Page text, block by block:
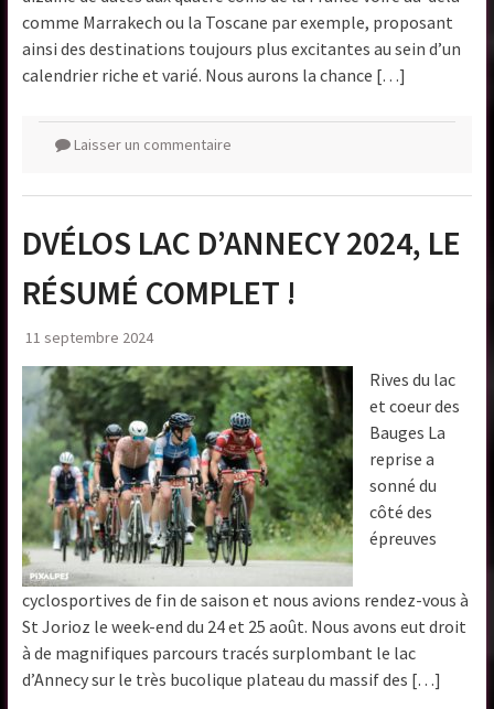
comme Marrakech ou la Toscane par exemple, proposant
ainsi des destinations toujours plus excitantes au sein d’un
calendrier riche et varié. Nous aurons la chance […]
Laisser un commentaire
DVÉLOS LAC D’ANNECY 2024, LE
RÉSUMÉ COMPLET !
11 septembre 2024
Rives du lac
et coeur des
Bauges La
reprise a
sonné du
côté des
épreuves
cyclosportives de fin de saison et nous avions rendez-vous à
St Jorioz le week-end du 24 et 25 août. Nous avons eut droit
à de magnifiques parcours tracés surplombant le lac
d’Annecy sur le très bucolique plateau du massif des […]